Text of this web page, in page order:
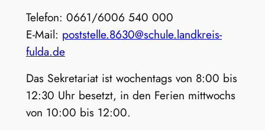
Telefon: 0661/6006 540 000
E-Mail: poststelle.8630@schule.landkreis-
fulda.de
Das Sekretariat ist wochentags von 8:00 bis
12:30 Uhr besetzt, in den Ferien mittwochs
von 10:00 bis 12:00.